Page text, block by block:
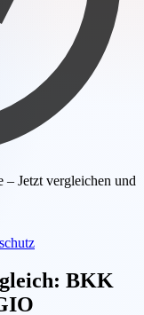
– Jetzt vergleichen und
BKK